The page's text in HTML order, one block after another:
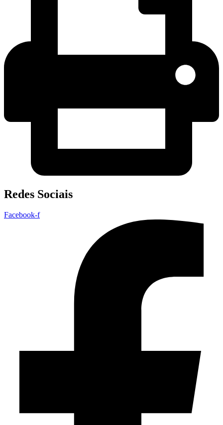
Redes Sociais
Facebook-f